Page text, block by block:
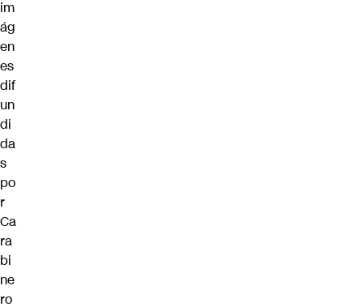
im
ág
en
es
dif
un
di
da
s
po
r
Ca
ra
bi
ne
ro